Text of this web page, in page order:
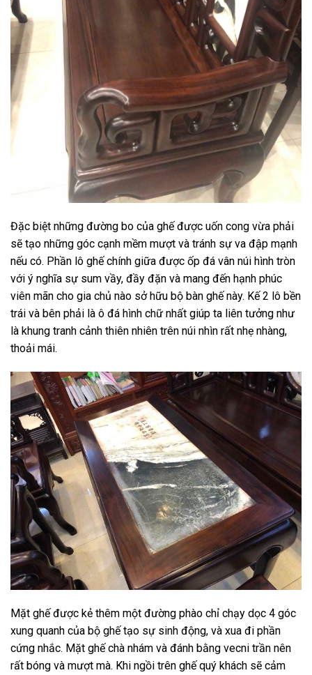
Đặc biệt những đường bo của ghế được uốn cong vừa phải
sẽ tạo những góc cạnh mềm mượt và tránh sự va đập mạnh
nếu có. Phần lô ghế chính giữa được ốp đá vân núi hình tròn
với ý nghĩa sự sum vầy, đầy đặn và mang đến hạnh phúc
viên mãn cho gia chủ nào sở hữu bộ bàn ghế này. Kế 2 lô bền
trái và bên phải là ô đá hình chữ nhất giúp ta liên tưởng như
là khung tranh cảnh thiên nhiên trên núi nhìn rất nhẹ nhàng,
thoải mái.
Mặt ghế được kẻ thêm một đường phào chỉ chạy dọc 4 góc
xung quanh của bộ ghế tạo sự sinh động, và xua đi phần
cứng nhắc. Mặt ghế chà nhám và đánh bằng vecni trần nên
rất bóng và mượt mà. Khi ngồi trên ghế quý khách sẽ cảm